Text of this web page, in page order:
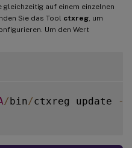
auf einem einzelnen
Sie das Tool ctxreg , um
Um den Wert
/bin/ctxreg update -